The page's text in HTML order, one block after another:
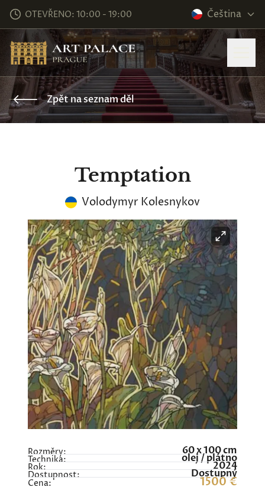
OTEVŘENO: 10:00 - 19:00 Čeština
Zpět na seznam děl
Temptation
Volodymyr Kolesnykov
Rozměry: 60 x 100 cm
Technika: olej / plátno
Rok: 2024
Dostupnost: Dostupný
Cena: 1500 €